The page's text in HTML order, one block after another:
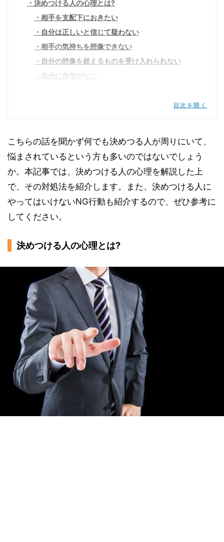
決めつける人の心理とは?
相手を支配下におきたい
自分は正しいと信じて疑わない
相手の気持ちを想像できない
自分の想像を超えるものを受け入れられない
自分に自信がない
決めつける人への対処法
まずは冷静に話を聞く
話を流す・話題を変える
根拠を問う
距離を置く
深く考えすぎずに自分に自信を持つ
感情的に反論する
無視する
嫌がらせする
目次を開く
こちらの話を聞かず何でも決めつる人が周りにいて、
悩まされているという方も多いのではないでしょう
か。本記事では、決めつける人の心理を解説した上
で、その対処法を紹介します。また、決めつける人に
やってはいけないNG行動も紹介するので、ぜひ参考に
してください。
決めつける人の心理とは?